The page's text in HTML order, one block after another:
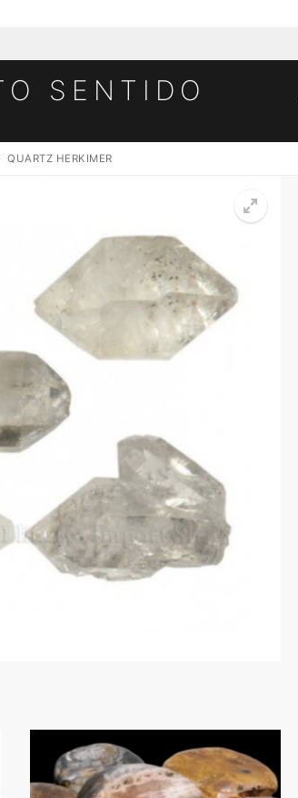
SENTIDO
QUARTZ HERKIMER